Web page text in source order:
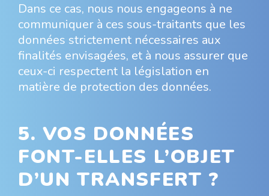
Dans ce cas, nous nous engageons à ne
communiquer à ces sous-traitants que les
données strictement nécessaires aux
finalités envisagées, et à nous assurer que
ceux-ci respectent la législation en
matière de protection des données.
5. VOS DONNÉES
FONT-ELLES L’OBJET
D’UN TRANSFERT ?